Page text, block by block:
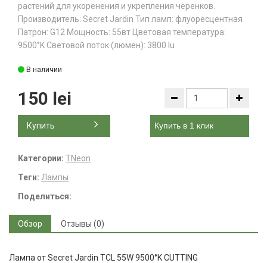
растений для укоренения и укрепления черенков. ​
Производитель: Secret Jardin Тип ламп: флуоресцентная
Патрон: G12 Мощность: 55вт Цветовая температура:
9500°K Световой поток (люмен): 3800 lu
В наличии
150 lei
Купить Купить в 1 клик
Категории: TNeon
Теги: Лампы
Поделиться:
Обзор Отзывы (0)
Лампа от Secret Jardin TCL 55W 9500°K CUTTING